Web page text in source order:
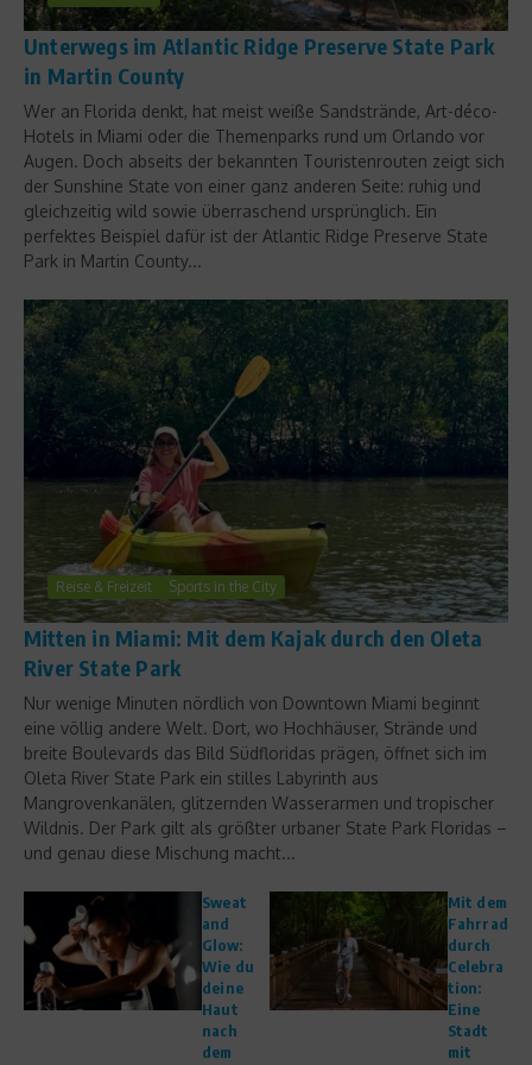
Unterwegs im Atlantic Ridge Preserve State Park
in Martin County
Wer an Florida denkt, hat meist weiße Sandstrände, Art-déco-
Hotels in Miami oder die Themenparks rund um Orlando vor
Augen. Doch abseits der bekannten Touristenrouten zeigt sich
der Sunshine State von einer ganz anderen Seite: ruhig und
gleichzeitig wild sowie überraschend ursprünglich. Ein
perfektes Beispiel dafür ist der Atlantic Ridge Preserve State
Park in Martin County...
Reise & Freizeit Sports in the City
Mitten in Miami: Mit dem Kajak durch den Oleta
River State Park
Nur wenige Minuten nördlich von Downtown Miami beginnt
eine völlig andere Welt. Dort, wo Hochhäuser, Strände und
breite Boulevards das Bild Südfloridas prägen, öffnet sich im
Oleta River State Park ein stilles Labyrinth aus
Mangrovenkanälen, glitzernden Wasserarmen und tropischer
Wildnis. Der Park gilt als größter urbaner State Park Floridas –
und genau diese Mischung macht...
Sweat
and
Glow:
Wie du
deine
Haut
nach
dem
Mit dem
Fahrrad
durch
Celebra
tion:
Eine
Stadt
mit